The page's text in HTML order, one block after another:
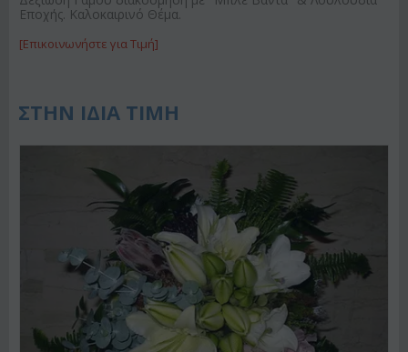
Εποχής. Καλοκαιρινό Θέμα.
[Επικοινωνήστε για Τιμή]
ΣΤΗΝ ΙΔΙΑ ΤΙΜΗ